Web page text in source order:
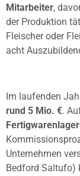
Mitarbeiter,
der Produktion
Fleischer oder
acht
Im laufenden
rund 5 Mio. €.
Unternehmen
Bedford Saltufo)